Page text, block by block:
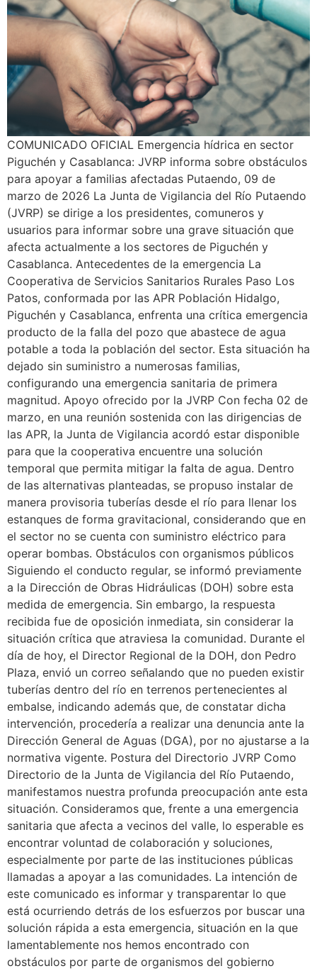
COMUNICADO OFICIAL Emergencia hídrica en sector
Piguchén y Casablanca: JVRP informa sobre obstáculos
para apoyar a familias afectadas Putaendo, 09 de
marzo de 2026 La Junta de Vigilancia del Río Putaendo
(JVRP) se dirige a los presidentes, comuneros y
usuarios para informar sobre una grave situación que
afecta actualmente a los sectores de Piguchén y
Casablanca. Antecedentes de la emergencia La
Cooperativa de Servicios Sanitarios Rurales Paso Los
Patos, conformada por las APR Población Hidalgo,
Piguchén y Casablanca, enfrenta una crítica emergencia
producto de la falla del pozo que abastece de agua
potable a toda la población del sector. Esta situación ha
dejado sin suministro a numerosas familias,
configurando una emergencia sanitaria de primera
magnitud. Apoyo ofrecido por la JVRP Con fecha 02 de
marzo, en una reunión sostenida con las dirigencias de
las APR, la Junta de Vigilancia acordó estar disponible
para que la cooperativa encuentre una solución
temporal que permita mitigar la falta de agua. Dentro
de las alternativas planteadas, se propuso instalar de
manera provisoria tuberías desde el río para llenar los
estanques de forma gravitacional, considerando que en
el sector no se cuenta con suministro eléctrico para
operar bombas. Obstáculos con organismos públicos
Siguiendo el conducto regular, se informó previamente
a la Dirección de Obras Hidráulicas (DOH) sobre esta
medida de emergencia. Sin embargo, la respuesta
recibida fue de oposición inmediata, sin considerar la
situación crítica que atraviesa la comunidad. Durante el
día de hoy, el Director Regional de la DOH, don Pedro
Plaza, envió un correo señalando que no pueden existir
tuberías dentro del río en terrenos pertenecientes al
embalse, indicando además que, de constatar dicha
intervención, procedería a realizar una denuncia ante la
Dirección General de Aguas (DGA), por no ajustarse a la
normativa vigente. Postura del Directorio JVRP Como
Directorio de la Junta de Vigilancia del Río Putaendo,
manifestamos nuestra profunda preocupación ante esta
situación. Consideramos que, frente a una emergencia
sanitaria que afecta a vecinos del valle, lo esperable es
encontrar voluntad de colaboración y soluciones,
especialmente por parte de las instituciones públicas
llamadas a apoyar a las comunidades. La intención de
este comunicado es informar y transparentar lo que
está ocurriendo detrás de los esfuerzos por buscar una
solución rápida a esta emergencia, situación en la que
lamentablemente nos hemos encontrado con
obstáculos por parte de organismos del gobierno